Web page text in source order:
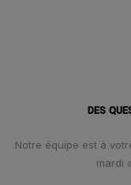
DES
Notre équipe est à
mardi